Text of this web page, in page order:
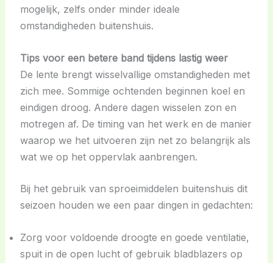
mogelijk, zelfs onder minder ideale
omstandigheden buitenshuis.
Tips voor een betere band tijdens lastig weer
De lente brengt wisselvallige omstandigheden met
zich mee. Sommige ochtenden beginnen koel en
eindigen droog. Andere dagen wisselen zon en
motregen af. De timing van het werk en de manier
waarop we het uitvoeren zijn net zo belangrijk als
wat we op het oppervlak aanbrengen.
Bij het gebruik van sproeimiddelen buitenshuis dit
seizoen houden we een paar dingen in gedachten:
Zorg voor voldoende droogte en goede ventilatie,
spuit in de open lucht of gebruik bladblazers op